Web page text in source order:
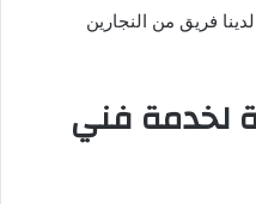
فريق من النجارين
لخدمة فني